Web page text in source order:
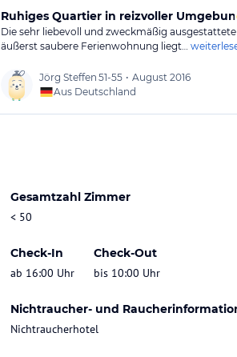
Ruhiges Quartier in reizvoller
Die sehr liebevoll und zweckmäßig
äußerst saubere Ferienwohnung liegt…
Jörg Steffen 51-55 • August 2016
Aus Deutschland
Gesamtzahl Zimmer
< 50
Check-In
ab 16:00 Uhr
Check-Out
bis 10:00 Uhr
Nichtraucher- und
Nichtraucherhotel